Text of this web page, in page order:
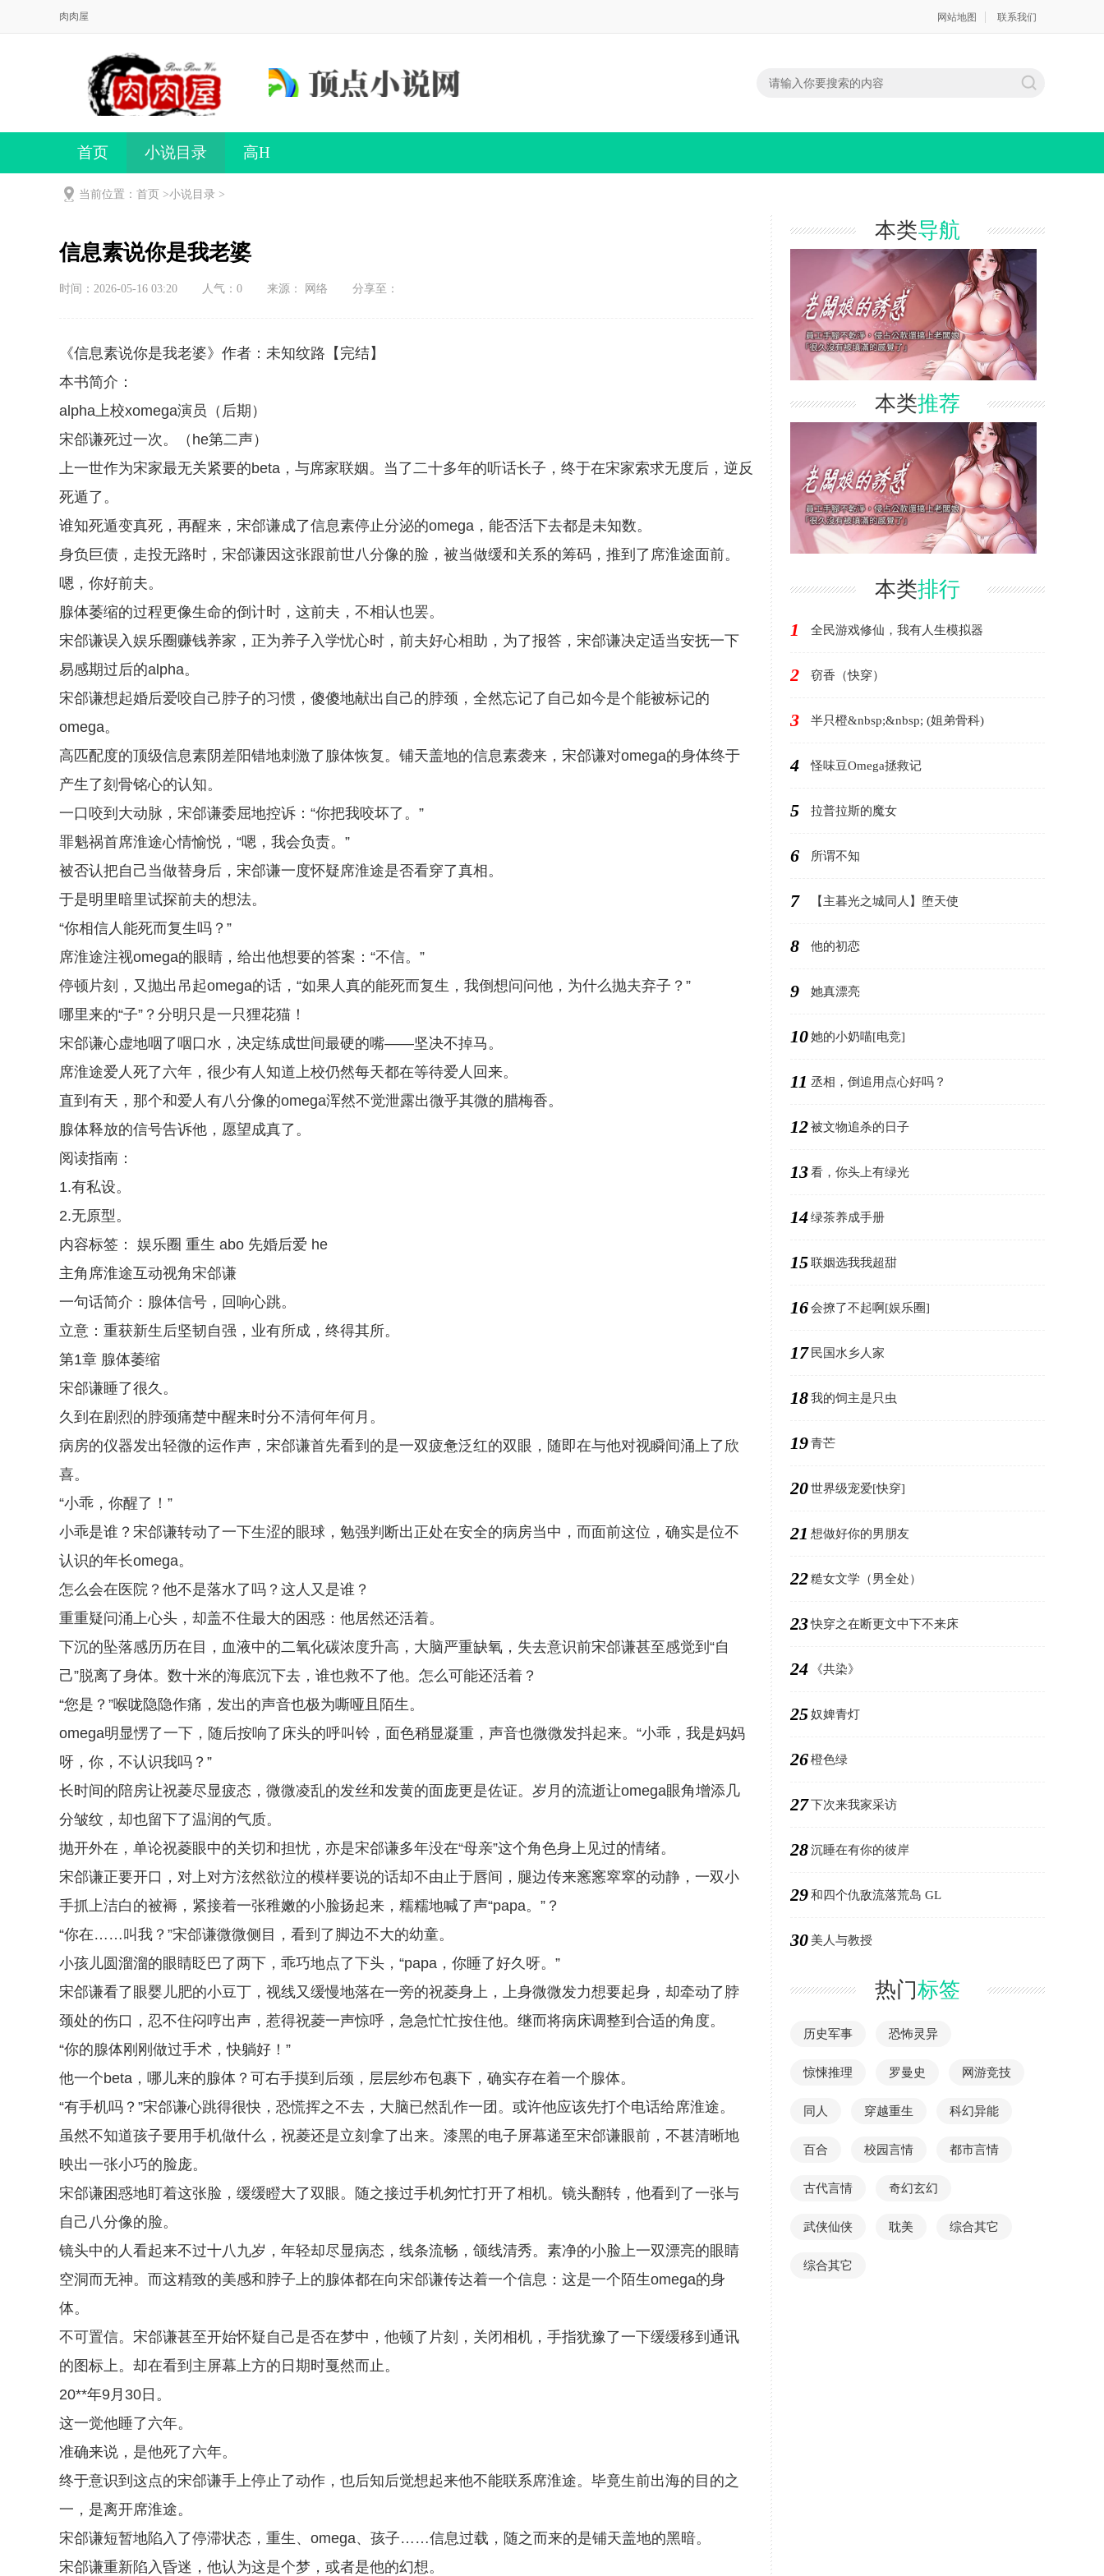
肉肉屋 网站地图 联系我们
首页 小说目录 高H
当前位置：首页 >小说目录 >
信息素说你是我老婆
时间：2026-05-16 03:20 人气： 0 来源： 网络 分享至：
《信息素说你是我老婆》作者：未知纹路【完结】
本书简介：
alpha上校xomega演员（后期）
宋郃谦死过一次。（he第二声）
上一世作为宋家最无关紧要的beta，与席家联姻。当了二十多年的听话长子，终于在宋家索求无度后，逆反
死遁了。
谁知死遁变真死，再醒来，宋郃谦成了信息素停止分泌的omega，能否活下去都是未知数。
身负巨债，走投无路时，宋郃谦因这张跟前世八分像的脸，被当做缓和关系的筹码，推到了席淮途面前。
嗯，你好前夫。
腺体萎缩的过程更像生命的倒计时，这前夫，不相认也罢。
宋郃谦误入娱乐圈赚钱养家，正为养子入学忧心时，前夫好心相助，为了报答，宋郃谦决定适当安抚一下
易感期过后的alpha。
宋郃谦想起婚后爱咬自己脖子的习惯，傻傻地献出自己的脖颈，全然忘记了自己如今是个能被标记的
omega。
高匹配度的顶级信息素阴差阳错地刺激了腺体恢复。铺天盖地的信息素袭来，宋郃谦对omega的身体终于
产生了刻骨铭心的认知。
一口咬到大动脉，宋郃谦委屈地控诉：“你把我咬坏了。”
罪魁祸首席淮途心情愉悦，“嗯，我会负责。”
被否认把自己当做替身后，宋郃谦一度怀疑席淮途是否看穿了真相。
于是明里暗里试探前夫的想法。
“你相信人能死而复生吗？”
席淮途注视omega的眼睛，给出他想要的答案：“不信。”
停顿片刻，又抛出吊起omega的话，“如果人真的能死而复生，我倒想问问他，为什么抛夫弃子？”
哪里来的“子”？分明只是一只狸花猫！
宋郃谦心虚地咽了咽口水，决定练成世间最硬的嘴——坚决不掉马。
席淮途爱人死了六年，很少有人知道上校仍然每天都在等待爱人回来。
直到有天，那个和爱人有八分像的omega浑然不觉泄露出微乎其微的腊梅香。
腺体释放的信号告诉他，愿望成真了。
阅读指南：
1.有私设。
2.无原型。
内容标签： 娱乐圈 重生 abo 先婚后爱 he
主角席淮途互动视角宋郃谦
一句话简介：腺体信号，回响心跳。
立意：重获新生后坚韧自强，业有所成，终得其所。
第1章 腺体萎缩
宋郃谦睡了很久。
久到在剧烈的脖颈痛楚中醒来时分不清何年何月。
病房的仪器发出轻微的运作声，宋郃谦首先看到的是一双疲惫泛红的双眼，随即在与他对视瞬间涌上了欣
喜。
“小乖，你醒了！”
小乖是谁？宋郃谦转动了一下生涩的眼球，勉强判断出正处在安全的病房当中，而面前这位，确实是位不
认识的年长omega。
怎么会在医院？他不是落水了吗？这人又是谁？
重重疑问涌上心头，却盖不住最大的困惑：他居然还活着。
下沉的坠落感历历在目，血液中的二氧化碳浓度升高，大脑严重缺氧，失去意识前宋郃谦甚至感觉到“自
己”脱离了身体。数十米的海底沉下去，谁也救不了他。怎么可能还活着？
“您是？”喉咙隐隐作痛，发出的声音也极为嘶哑且陌生。
omega明显愣了一下，随后按响了床头的呼叫铃，面色稍显凝重，声音也微微发抖起来。“小乖，我是妈妈
呀，你，不认识我吗？”
长时间的陪房让祝菱尽显疲态，微微凌乱的发丝和发黄的面庞更是佐证。岁月的流逝让omega眼角增添几
分皱纹，却也留下了温润的气质。
抛开外在，单论祝菱眼中的关切和担忧，亦是宋郃谦多年没在“母亲”这个角色身上见过的情绪。
宋郃谦正要开口，对上对方泫然欲泣的模样要说的话却不由止于唇间，腿边传来窸窸窣窣的动静，一双小
手抓上洁白的被褥，紧接着一张稚嫩的小脸扬起来，糯糯地喊了声“papa。”？
“你在……叫我？”宋郃谦微微侧目，看到了脚边不大的幼童。
小孩儿圆溜溜的眼睛眨巴了两下，乖巧地点了下头，“papa，你睡了好久呀。”
宋郃谦看了眼婴儿肥的小豆丁，视线又缓慢地落在一旁的祝菱身上，上身微微发力想要起身，却牵动了脖
颈处的伤口，忍不住闷哼出声，惹得祝菱一声惊呼，急急忙忙按住他。继而将病床调整到合适的角度。
“你的腺体刚刚做过手术，快躺好！”
他一个beta，哪儿来的腺体？可右手摸到后颈，层层纱布包裹下，确实存在着一个腺体。
“有手机吗？”宋郃谦心跳得很快，恐慌挥之不去，大脑已然乱作一团。或许他应该先打个电话给席淮途。
虽然不知道孩子要用手机做什么，祝菱还是立刻拿了出来。漆黑的电子屏幕递至宋郃谦眼前，不甚清晰地
映出一张小巧的脸庞。
宋郃谦困惑地盯着这张脸，缓缓瞪大了双眼。随之接过手机匆忙打开了相机。镜头翻转，他看到了一张与
自己八分像的脸。
镜头中的人看起来不过十八九岁，年轻却尽显病态，线条流畅，颌线清秀。素净的小脸上一双漂亮的眼睛
空洞而无神。而这精致的美感和脖子上的腺体都在向宋郃谦传达着一个信息：这是一个陌生omega的身
体。
不可置信。宋郃谦甚至开始怀疑自己是否在梦中，他顿了片刻，关闭相机，手指犹豫了一下缓缓移到通讯
的图标上。却在看到主屏幕上方的日期时戛然而止。
20**年9月30日。
这一觉他睡了六年。
准确来说，是他死了六年。
终于意识到这点的宋郃谦手上停止了动作，也后知后觉想起来他不能联系席淮途。毕竟生前出海的目的之
一，是离开席淮途。
宋郃谦短暂地陷入了停滞状态，重生、omega、孩子……信息过载，随之而来的是铺天盖地的黑暗。
宋郃谦重新陷入昏迷，他认为这是个梦，或者是他的幻想。
本类导航
本类推荐
本类排行
1 全民游戏修仙，我有人生模拟器
2 窃香（快穿）
3 半只橙&nbsp;&nbsp; (姐弟骨科)
4 怪味豆Omega拯救记
5 拉普拉斯的魔女
6 所谓不知
7 【主暮光之城同人】堕天使
8 他的初恋
9 她真漂亮
10她的小奶喵[电竞]
11 丞相，倒追用点心好吗？
12被文物追杀的日子
13看，你头上有绿光
14绿茶养成手册
15联姻选我我超甜
16会撩了不起啊[娱乐圈]
17 民国水乡人家
18我的饲主是只虫
19青芒
20世界级宠爱[快穿]
21 想做好你的男朋友
22糙女文学（男全处）
23快穿之在断更文中下不来床
24 《共染》
25奴婢青灯
26橙色绿
27下次来我家采访
28沉睡在有你的彼岸
29和四个仇敌流落荒岛 GL
30 美人与教授
热门标签
历史军事 恐怖灵异
惊悚推理 罗曼史 网游竞技
同人 穿越重生 科幻异能
百合 校园言情 都市言情
古代言情 奇幻玄幻
武侠仙侠 耽美 综合其它
综合其它